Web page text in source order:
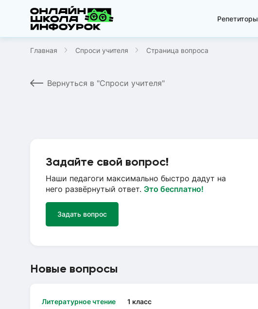
Репетиторы
Главная Спроси учителя Страница вопроса
Вернуться в "Спроси учителя"
Задайте свой вопрос!
Наши педагоги максимально быстро дадут на
него развёрнутый ответ. Это бесплатно!
Задать вопрос
Новые вопросы
Литературное чтение 1 класс